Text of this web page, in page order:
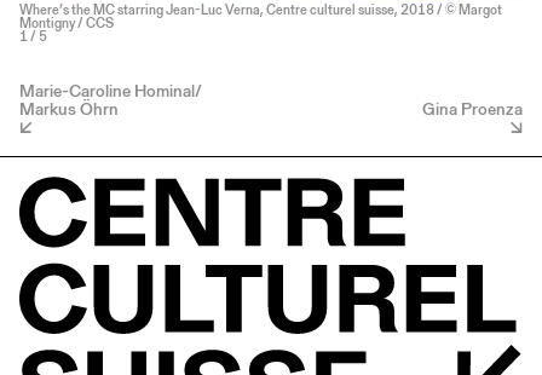
Where’s the MC starring Jean-Luc Verna, Centre culturel suisse, 2018 / © Margot
Montigny / CCS
1 / 5
Marie-Caroline Hominal/
Markus Öhrn Gina Proenza